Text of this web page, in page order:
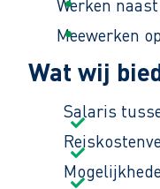
Werken
Meewerken
Doordat het
Wat wij
Salaris